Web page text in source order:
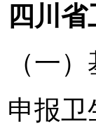
四川
（一
申报卫